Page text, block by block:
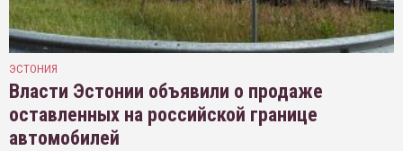
ЭСТОНИЯ
Власти Эстонии объявили о продаже
оставленных на российской границе
автомобилей